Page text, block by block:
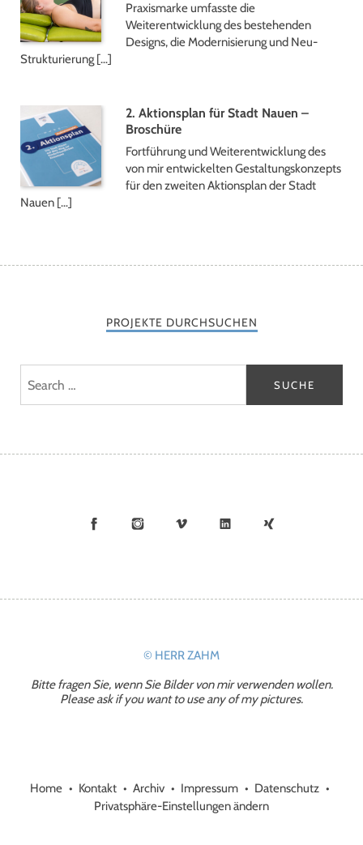
Praxismarke umfasste die
Weiterentwicklung des bestehenden
Designs, die Modernisierung und Neu-
Strukturierung […]
2. Aktionsplan für Stadt Nauen –
Broschüre
Fortführung und Weiterentwicklung des
von mir entwickelten Gestaltungskonzepts
für den zweiten Aktionsplan der Stadt
Nauen […]
PROJEKTE DURCHSUCHEN
© HERR ZAHM
Bitte fragen Sie, wenn Sie Bilder von mir verwenden wollen.
Please ask if you want to use any of my pictures.
Home Kontakt Archiv Impressum
Datenschutz
Privatsphäre-Einstellungen ändern